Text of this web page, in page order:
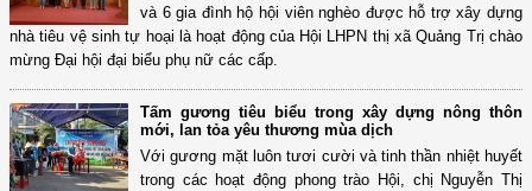
và 6 gia đình hộ hội viên nghèo được hỗ trợ xây dựng
nhà tiêu vệ sinh tự hoại là hoạt động của Hội LHPN thị xã Quảng Trị chào
mừng Đại hội đại biểu phụ nữ các cấp.
Tấm gương tiêu biểu trong xây dựng nông thôn
mới, lan tỏa yêu thương mùa dịch
Với gương mặt luôn tươi cười và tinh thần nhiệt huyết
trong các hoạt động phong trào Hội, chị Nguyễn Thị